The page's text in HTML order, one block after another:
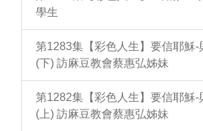
學生
第1283集【彩色人生】要信耶穌-
(下) 訪麻豆教會蔡惠弘姊妹
第1282集【彩色人生】要信耶穌-
(上) 訪麻豆教會蔡惠弘姊妹